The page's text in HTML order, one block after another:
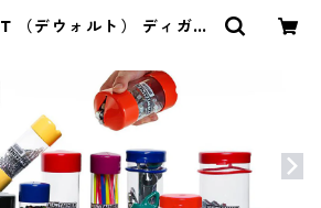
（デウォルト） ディガー